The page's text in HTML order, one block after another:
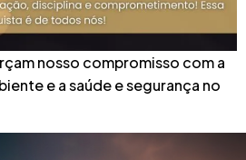
nosso compromisso com a
e a saúde e segurança no